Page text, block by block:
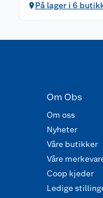
På lager i 6
Om Obs
Om oss
Nyheter
Våre butikker
Våre
Coop kjeder
Ledige